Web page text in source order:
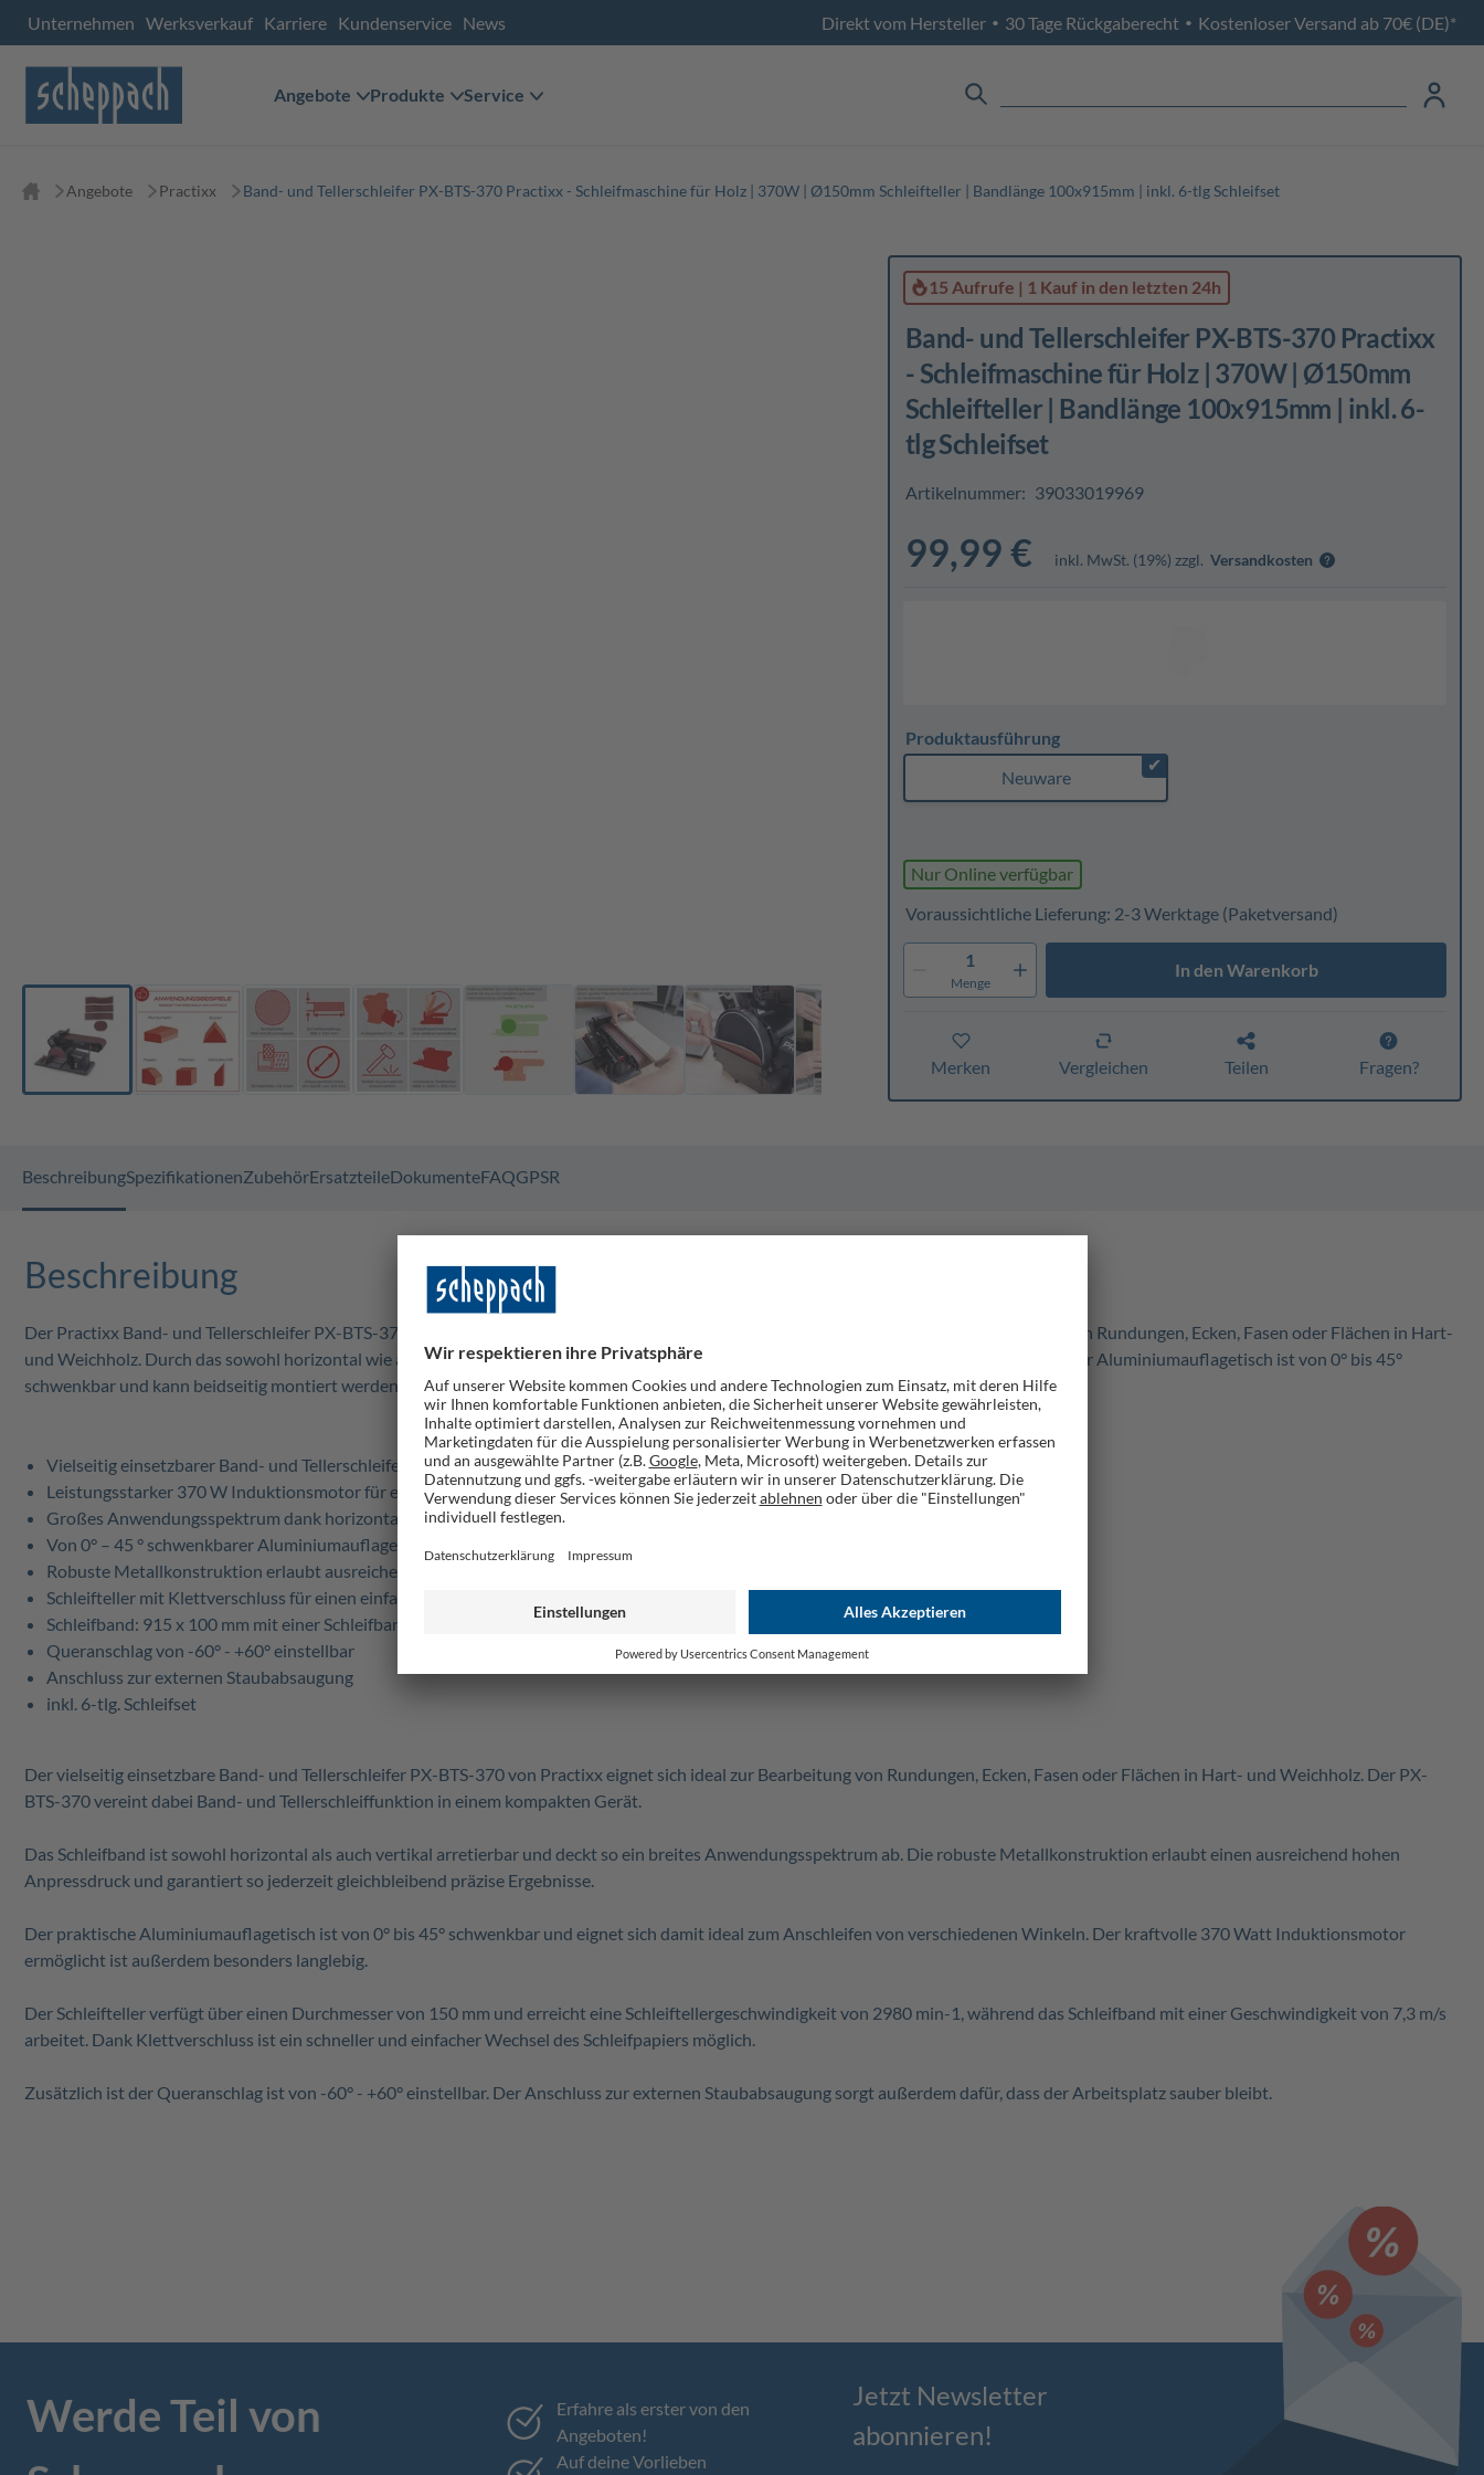
Unternehmen Werksverkauf Karriere Kundenservice News Direkt vom Hersteller • 30 Tage Rückgaberecht • Kostenloser Versand ab 70€ (DE)*
Angebote Produkte Service
Angebote Practixx Band- und Tellerschleifer PX-BTS-370 Practixx - Schleifmaschine für Holz | 370W | Ø150mm Schleifteller | Bandlänge 100x915mm | inkl. 6-tlg Schleifset
15 Aufrufe | 1 Kauf in den letzten 24h
Band- und Tellerschleifer PX-BTS-370 Practixx
- Schleifmaschine für Holz | 370W | Ø150mm
Schleifteller | Bandlänge 100x915mm | inkl. 6-
tlg Schleifset
Artikelnummer: 39033019969
99,99 € inkl. MwSt. (19%) zzgl. Versandkosten
Produktausführung
✔
Neuware
Nur Online verfügbar
Voraussichtliche Lieferung: 2-3 Werktage(Paketversand)
1
Menge
In den Warenkorb
Merken Vergleichen Teilen Fragen?
BeschreibungSpezifikationenZubehörErsatzteileDokumenteFAQGPSR
Beschreibung
Der Practixx Band- und Tellerschleifer PX-BTS-370 vereint Band- und Tellerschleiffunktion in einem Gerät und eignet sich zum Bearbeiten von Rundungen, Ecken, Fasen oder Flächen in Hart-
und Weichholz. Durch das sowohl horizontal wie auch vertikal arretierbare Schleifband wird ein breites Anwendungsspektrum abgedeckt. Der Aluminiumauflagetisch ist von 0° bis 45°
schwenkbar und kann beidseitig montiert werden. Ein leistungsstarker 370 Watt Induktionsmotor ist außerdem besonders langlebig.
Vielseitig einsetzbarer Band- und Tellerschleifer zum Bearbeiten von Hart- und Weichholz
Leistungsstarker 370 W Induktionsmotor für eine hohe Langlebigkeit
Großes Anwendungsspektrum dank horizontal und vertikal verstellbarem Schleifband
Von 0° – 45 ° schwenkbarer Aluminiumauflagetisch
Robuste Metallkonstruktion erlaubt ausreichend hohen Anpressdruck für gleichbleibend präzise Schleifergebnisse
Schleifteller mit Klettverschluss für einen einfachen Wechsel, Ø 150 mm, Schleiftellergeschwindigkeit 2980 min-1
Schleifband: 915 x 100 mm mit einer Schleifbandgeschwindigkeit 7,3 m/s
Queranschlag von -60° - +60° einstellbar
Anschluss zur externen Staubabsaugung
inkl. 6-tlg. Schleifset
Der vielseitig einsetzbare Band- und Tellerschleifer PX-BTS-370 von Practixx eignet sich ideal zur Bearbeitung von Rundungen, Ecken, Fasen oder Flächen in Hart- und Weichholz. Der PX-
BTS-370 vereint dabei Band- und Tellerschleiffunktion in einem kompakten Gerät.
Das Schleifband ist sowohl horizontal als auch vertikal arretierbar und deckt so ein breites Anwendungsspektrum ab. Die robuste Metallkonstruktion erlaubt einen ausreichend hohen
Anpressdruck und garantiert so jederzeit gleichbleibend präzise Ergebnisse.
Der praktische Aluminiumauflagetisch ist von 0° bis 45° schwenkbar und eignet sich damit ideal zum Anschleifen von verschiedenen Winkeln. Der kraftvolle 370 Watt Induktionsmotor
ermöglicht ist außerdem besonders langlebig.
Der Schleifteller verfügt über einen Durchmesser von 150 mm und erreicht eine Schleiftellergeschwindigkeit von 2980 min-1, während das Schleifband mit einer Geschwindigkeit von 7,3 m/s
arbeitet. Dank Klettverschluss ist ein schneller und einfacher Wechsel des Schleifpapiers möglich.
Zusätzlich ist der Queranschlag ist von -60° - +60° einstellbar. Der Anschluss zur externen Staubabsaugung sorgt außerdem dafür, dass der Arbeitsplatz sauber bleibt.
Werde Teil von
Erfahre als erster von den
Angeboten!
Auf deine Vorlieben
Jetzt Newsletter
abonnieren!